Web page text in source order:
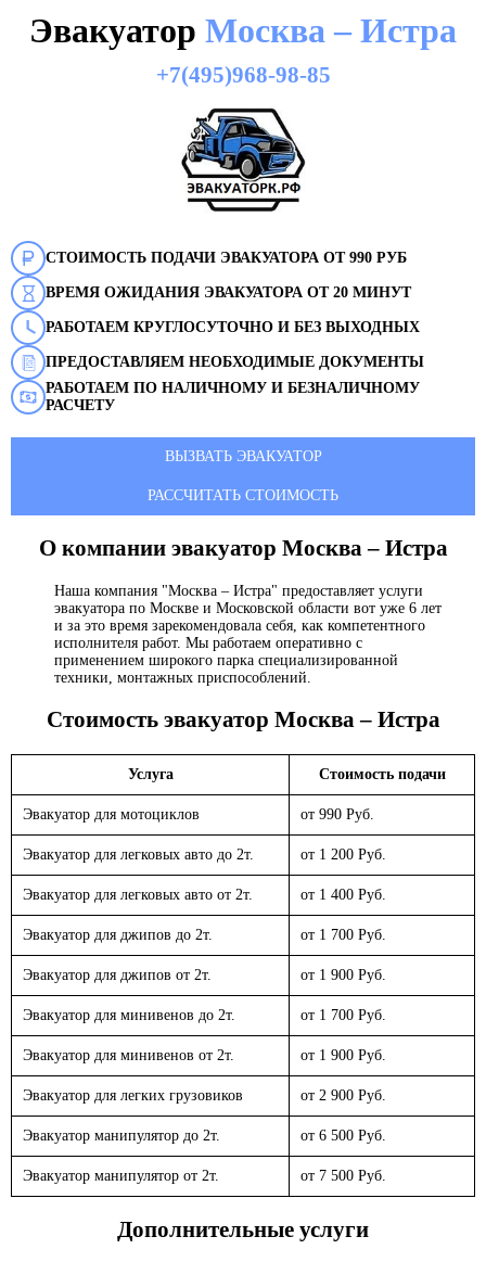
Эвакуатор Москва – Истра
+7(495)968-98-85
СТОИМОСТЬ ПОДАЧИ ЭВАКУАТОРА ОТ 990 РУБ
ВРЕМЯ ОЖИДАНИЯ ЭВАКУАТОРА ОТ 20 МИНУТ
РАБОТАЕМ КРУГЛОСУТОЧНО И БЕЗ ВЫХОДНЫХ
ПРЕДОСТАВЛЯЕМ НЕОБХОДИМЫЕ ДОКУМЕНТЫ
РАБОТАЕМ ПО НАЛИЧНОМУ И БЕЗНАЛИЧНОМУ
РАСЧЕТУ
ВЫЗВАТЬ ЭВАКУАТОР
РАССЧИТАТЬ СТОИМОСТЬ
О компании эвакуатор Москва – Истра
Наша компания "Москва – Истра" предоставляет услуги
эвакуатора по Москве и Московской области вот уже 6 лет
и за это время зарекомендовала себя, как компетентного
исполнителя работ. Мы работаем оперативно с
применением широкого парка специализированной
техники, монтажных приспособлений.
Стоимость эвакуатор Москва – Истра
Услуга Стоимость подачи
Эвакуатор для мотоциклов от 990 Руб.
Эвакуатор для легковых авто до 2т. от 1 200 Руб.
Эвакуатор для легковых авто от 2т. от 1 400 Руб.
Эвакуатор для джипов до 2т. от 1 700 Руб.
Эвакуатор для джипов от 2т. от 1 900 Руб.
Эвакуатор для минивенов до 2т. от 1 700 Руб.
Эвакуатор для минивенов от 2т. от 1 900 Руб.
Эвакуатор для легких грузовиков от 2 900 Руб.
Эвакуатор манипулятор до 2т. от 6 500 Руб.
Эвакуатор манипулятор от 2т. от 7 500 Руб.
Дополнительные услуги